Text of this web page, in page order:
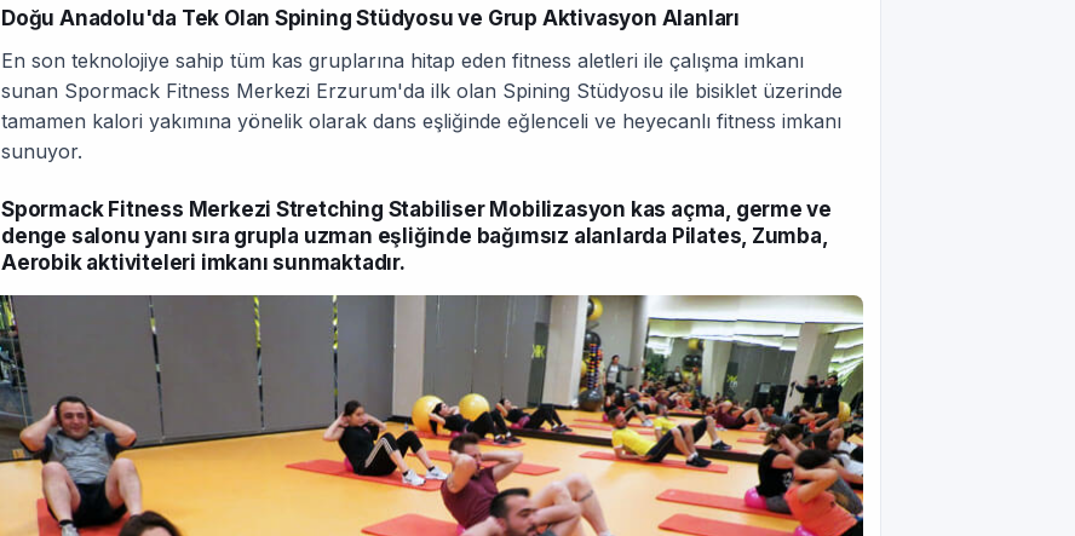
Doğu Anadolu'da Tek Olan Spining Stüdyosu ve Grup Aktivasyon Alanları
En son teknolojiye sahip tüm kas gruplarına hitap eden fitness aletleri ile çalışma imkanı
sunan Spormack Fitness Merkezi Erzurum'da ilk olan Spining Stüdyosu ile bisiklet üzerinde
tamamen kalori yakımına yönelik olarak dans eşliğinde eğlenceli ve heyecanlı fitness imkanı
sunuyor.
Spormack Fitness Merkezi Stretching Stabiliser Mobilizasyon kas açma, germe ve
denge salonu yanı sıra grupla uzman eşliğinde bağımsız alanlarda Pilates, Zumba,
Aerobik aktiviteleri imkanı sunmaktadır.